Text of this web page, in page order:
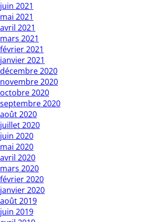
juin 2021
mai 2021
avril 2021
mars 2021
février 2021
janvier 2021
décembre 2020
novembre 2020
octobre 2020
septembre 2020
août 2020
juillet 2020
juin 2020
mai 2020
avril 2020
mars 2020
février 2020
janvier 2020
août 2019
juin 2019